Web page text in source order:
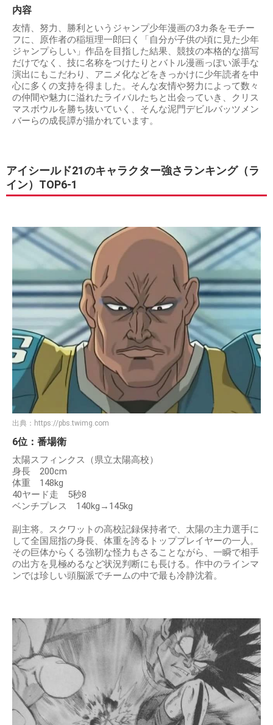
内容
友情、努力、勝利というジャンプ少年漫画の3カ条をモチー
フに、原作者の稲垣理一郎曰く「自分が子供の頃に見た少年
ジャンプらしい」作品を目指した結果、競技の本格的な描写
だけでなく、技に名称をつけたりとバトル漫画っぽい派手な
演出にもこだわり、アニメ化などをきっかけに少年読者を中
心に多くの支持を得ました。そんな友情や努力によって数々
の仲間や魅力に溢れたライバルたちと出会っていき、クリス
マスボウルを勝ち抜いていく、そんな泥門デビルバッツメン
バーらの成長譚が描かれています。
アイシールド21のキャラクター強さランキング（ラ
イン）TOP6-1
出典： https://pbs.twimg.com
6位：番場衛
太陽スフィンクス（県立太陽高校）
身長 200cm
体重 148kg
40ヤード走 5秒8
ベンチプレス 140kg→145kg
副主将。スクワットの高校記録保持者で、太陽の主力選手に
して全国屈指の身長、体重を誇るトッププレイヤーの一人。
その巨体からくる強靭な怪力もさることながら、一瞬で相手
の出方を見極めるなど状況判断にも長ける。作中のラインマ
ンでは珍しい頭脳派でチームの中で最も冷静沈着。